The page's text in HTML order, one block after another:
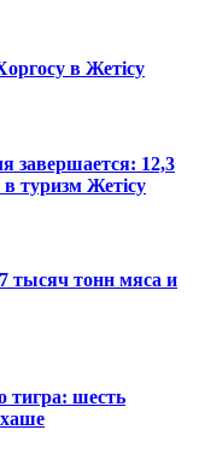
в Жетісу
завершается: 12,3
туризм Жетісу
тысяч тонн мяса и
тигра: шесть